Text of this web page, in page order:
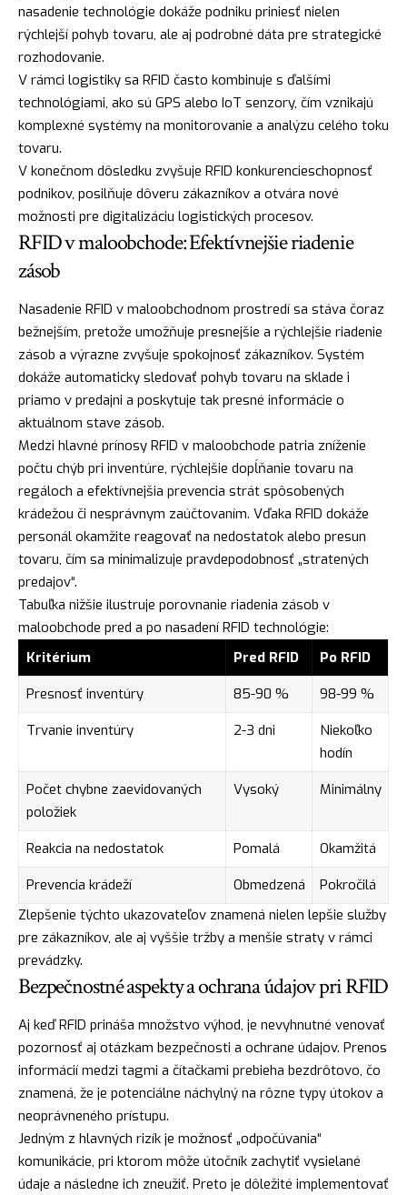
nasadenie technológie dokáže podniku priniesť nielen
rýchlejší pohyb tovaru, ale aj podrobné dáta pre strategické
rozhodovanie.
V rámci logistiky sa RFID často kombinuje s ďalšími
technológiami, ako sú GPS alebo IoT senzory, čím vznikajú
komplexné systémy na monitorovanie a analýzu celého toku
tovaru.
V konečnom dôsledku zvyšuje RFID konkurencieschopnosť
podnikov, posilňuje dôveru zákazníkov a otvára nové
možnosti pre digitalizáciu logistických procesov.
RFID v maloobchode: Efektívnejšie riadenie
zásob
Nasadenie RFID v maloobchodnom prostredí sa stáva čoraz
bežnejším, pretože umožňuje presnejšie a rýchlejšie riadenie
zásob a výrazne zvyšuje spokojnosť zákazníkov. Systém
dokáže automaticky sledovať pohyb tovaru na sklade i
priamo v predajni a poskytuje tak presné informácie o
aktuálnom stave zásob.
Medzi hlavné prínosy RFID v maloobchode patria zníženie
počtu chýb pri inventúre, rýchlejšie dopĺňanie tovaru na
regáloch a efektívnejšia prevencia strát spôsobených
krádežou či nesprávnym zaúčtovaním. Vďaka RFID dokáže
personál okamžite reagovať na nedostatok alebo presun
tovaru, čím sa minimalizuje pravdepodobnosť „stratených
predajov“.
Tabuľka nižšie ilustruje porovnanie riadenia zásob v
maloobchode pred a po nasadení RFID technológie:
Kritérium
Pred RFID
Po RFID
Presnosť inventúry
85-90 %
98-99 %
Trvanie inventúry
2-3 dni
Niekoľko
hodín
Počet chybne zaevidovaných
položiek
Vysoký Minimálny
Reakcia na nedostatok Pomalá
Okamžitá
Prevencia krádeží
Obmedzená
Pokročilá
Zlepšenie týchto ukazovateľov znamená nielen lepšie služby
pre zákazníkov, ale aj vyššie tržby a menšie straty v rámci
prevádzky.
Bezpečnostné aspekty a ochrana údajov pri RFID
Aj keď RFID prináša množstvo výhod, je nevyhnutné venovať
pozornosť aj otázkam bezpečnosti a ochrane údajov. Prenos
informácií medzi tagmi a čítačkami prebieha bezdrôtovo, čo
znamená, že je potenciálne náchylný na rôzne typy útokov a
neoprávneného prístupu.
Jedným z hlavných rizík je možnosť „odpočúvania“
komunikácie, pri ktorom môže útočník zachytiť vysielané
údaje a následne ich zneužiť. Preto je dôležité implementovať